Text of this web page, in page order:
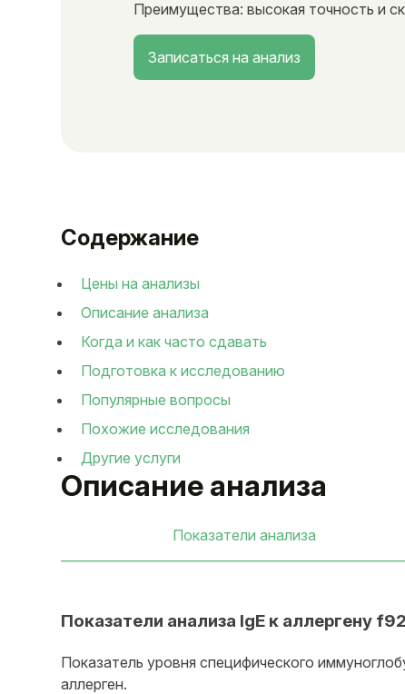
Преимущества: высокая точность и
Записаться на анализ
Описание анализа
Показатели анализа
Показатели анализа IgE к аллергену
Показатель уровня специфического
аллерген.
Содержание
Цены на анализы
Описание анализа
Когда и как часто сдавать
Подготовка к исследованию
Популярные вопросы
Похожие исследования
Другие услуги